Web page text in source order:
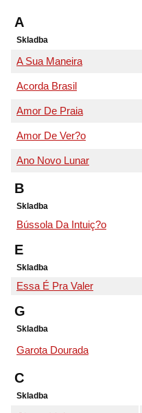
A
Skladba
A Sua Maneira
Acorda Brasil
Amor De Praia
Amor De Ver?o
Ano Novo Lunar
B
Skladba
Bússola Da Intuiç?o
E
Skladba
Essa É Pra Valer
G
Skladba
Garota Dourada
C
Skladba